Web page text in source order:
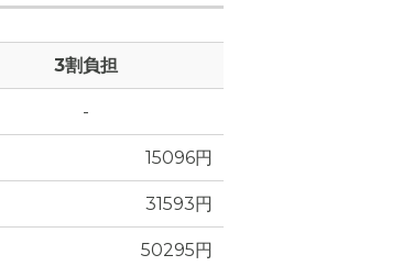
3割負担
-
15096円
31593円
50295円